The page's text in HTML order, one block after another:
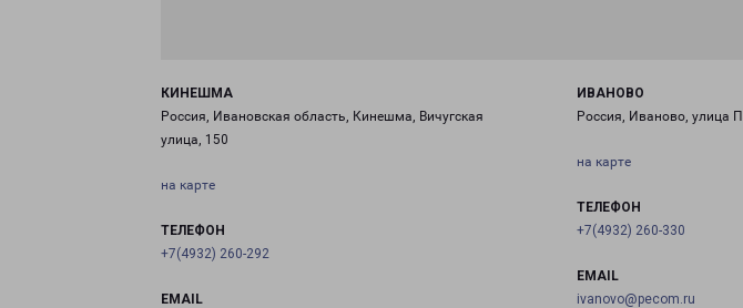
КИНЕШМА
Россия, Ивановская область, Кинешма, Вичугская
улица, 150
на карте
ТЕЛЕФОН
+7(4932) 260-292
EMAIL
ИВАНОВО
Россия, Иваново, улица
на карте
ТЕЛЕФОН
+7(4932) 260-330
EMAIL
ivanovo@pecom.ru